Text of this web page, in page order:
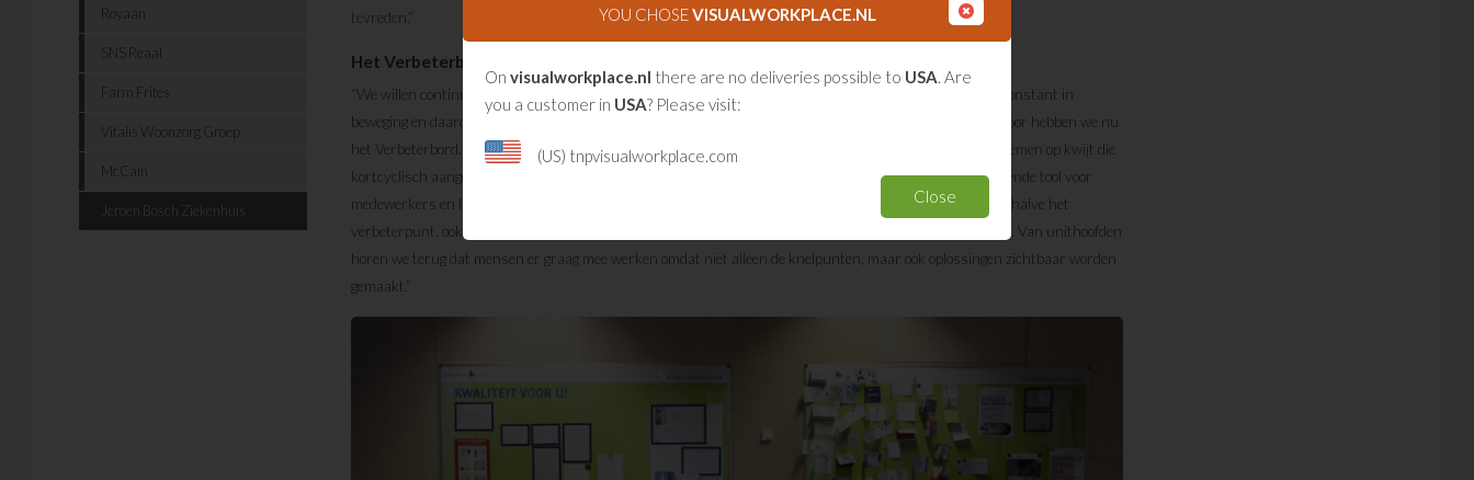
Royaan
SNS Reaal
Farm Frites
Vitalis Woonzorg Groep
McCain
Jeroen Bosch Ziekenhuis
tevreden.”
Het Verbeterbord: kortcyclisch verbeteren
“We willen continu verbeteren en leren van wat er wel en niet – of niet helemaal - goed gaat. We zijn dus constant in
beweging en daardoor is het moeilijk om verbeteringen vast te houden”, legt Anita van Haaren uit. “Daarvoor hebben we nu
het Verbeterbord. Dit bord is niet openbaar, maar alleen bedoeld voor medewerkers. Iedereen kan er problemen op kwijt die
kortcyclisch aangepakt kunnen worden volgens de pdca-methode (plan, do, check, act). Het is een uitstekende tool voor
medewerkers en het nodigt uit tot het nemen van eigen verantwoordelijkheid. Op de borden kunnen ze, behalve het
verbeterpunt, ook verbetervoorstellen doen, een einddatum aangeven en een verantwoordelijke aanwijzen. Van unithoofden
horen we terug dat mensen er graag mee werken omdat niet alleen de knelpunten, maar ook oplossingen zichtbaar worden
gemaakt.”
YOU CHOSEVISUALWORKPLACE.NL
On visualworkplace.nl there are no deliveries possible to USA. Are
you a customer in USA? Please visit:
(US) tnpvisualworkplace.com
Close